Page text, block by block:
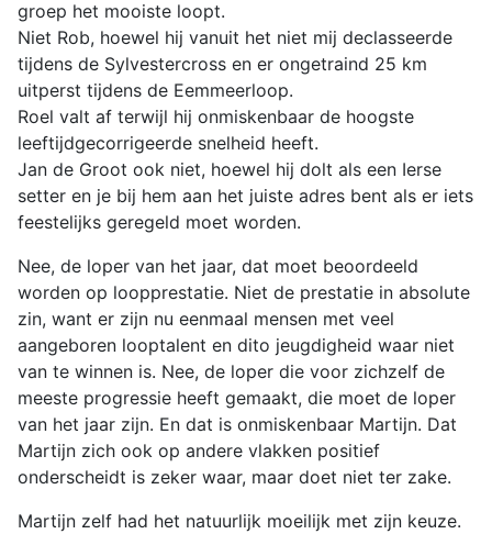
groep het mooiste loopt.
Niet Rob, hoewel hij vanuit het niet mij declasseerde
tijdens de Sylvestercross en er ongetraind 25 km
uitperst tijdens de Eemmeerloop.
Roel valt af terwijl hij onmiskenbaar de hoogste
leeftijdgecorrigeerde snelheid heeft.
Jan de Groot ook niet, hoewel hij dolt als een Ierse
setter en je bij hem aan het juiste adres bent als er iets
feestelijks geregeld moet worden.
Nee, de loper van het jaar, dat moet beoordeeld
worden op loopprestatie. Niet de prestatie in absolute
zin, want er zijn nu eenmaal mensen met veel
aangeboren looptalent en dito jeugdigheid waar niet
van te winnen is. Nee, de loper die voor zichzelf de
meeste progressie heeft gemaakt, die moet de loper
van het jaar zijn. En dat is onmiskenbaar Martijn. Dat
Martijn zich ook op andere vlakken positief
onderscheidt is zeker waar, maar doet niet ter zake.
Martijn zelf had het natuurlijk moeilijk met zijn keuze.